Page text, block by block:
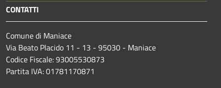
CONTATTI
Comune di Maniace
Via Beato Placido 11 - 13 - 95030 - Maniace
Codice Fiscale: 93005530873
Partita IVA: 01781170871